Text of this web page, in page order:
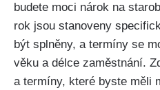
budete moci nárok na
rok jsou stanoveny
být splněny, a termíny se
věku a délce zaměstnání.
a termíny, které byste měli